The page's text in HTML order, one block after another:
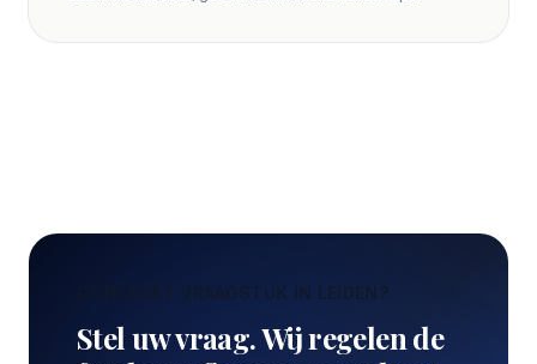
CONCREET VRAAGSTUK IN LEIDEN?
Stel uw vraag. Wij regelen de